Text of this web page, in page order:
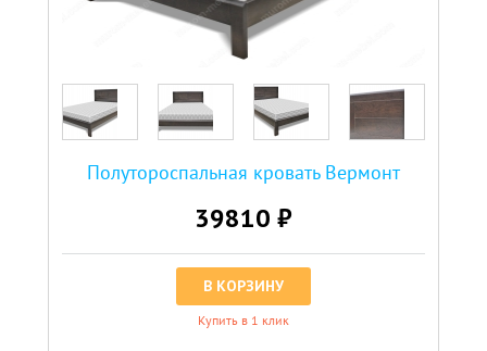
Полутороспальная кровать Вермонт
39810 ₽
В КОРЗИНУ
Купить в 1 клик